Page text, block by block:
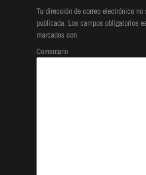
Tu dirección de correo electrónico no
publicada. Los campos obligatorios
marcados con
Comentario